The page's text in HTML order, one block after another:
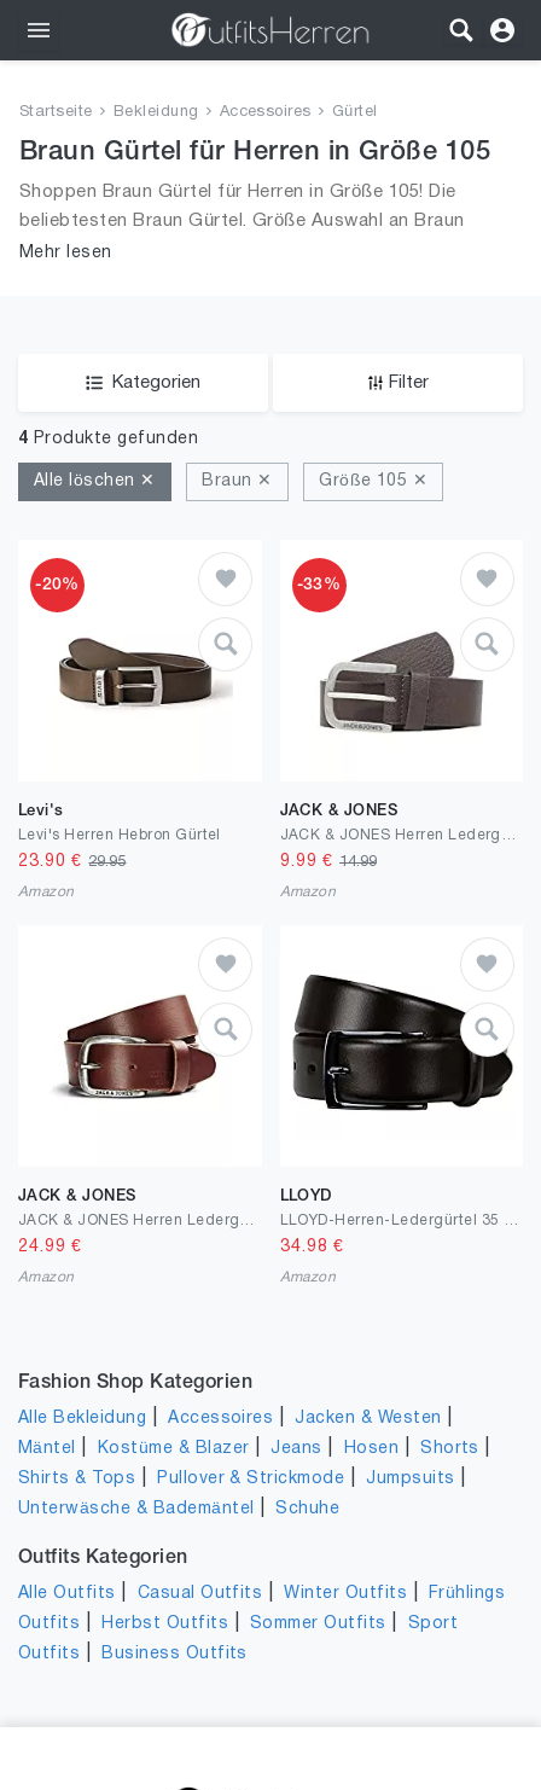
Bekleidung
Wäsche
Schuhe
Startseite Bekleidung Accessoires Gürtel
Braun Gürtel für Herren in Größe 105
Shoppen Braun Gürtel für Herren in Größe 105! Die
beliebtesten Braun Gürtel. Größe Auswahl an Braun
Gürtel in Größe 105 und alle Trends aus 2026 für Männer!
Mehr lesen
Kategorien Filter
4 Produkte gefunden
Alle löschen ✕ Braun ✕ Größe 105 ✕
-20%
Levi's
Levi's Herren Hebron Gürtel
23.90 €29.95
Amazon
-33%
JACK & JONES
9.99 € 14.99
Amazon
JACK & JONES
24.99 €
Amazon
LLOYD
34.98 €
Amazon
Fashion Shop Kategorien
Alle Bekleidung |Accessoires |Jacken & Westen
Mäntel Kostüme & Blazer |Jeans Hosen |Shorts
Shirts & Tops Pullover & Strickmode |Jumpsuits
Unterwäsche & Bademäntel |Schuhe
Outfits Kategorien
Alle Outfits Casual Outfits |Winter Outfits
Frühlings
Outfits
Herbst Outfits Sommer Outfits
Sport
Outfits
Business Outfits